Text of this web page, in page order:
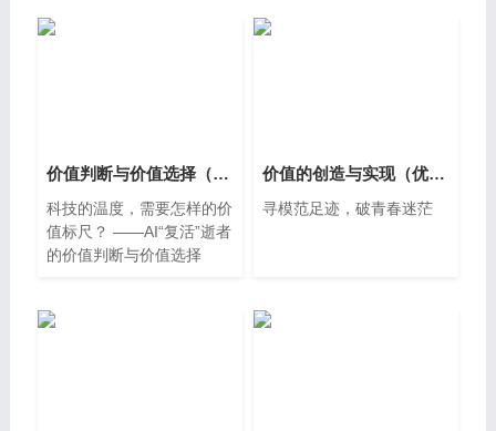
价值判断与价值选择（精品议题式课件共29页含教学设计逐字稿2视频）
科技的温度，需要怎样的价
值标尺？ ——AI“复活”逝者
的价值判断与价值选择
价值的创造与实现（优质公开课课件共28页含AI数字人教学设计逐字稿导学案故事卡3视频）
寻模范足迹，破青春迷茫